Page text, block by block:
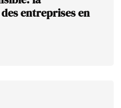
entreprises en